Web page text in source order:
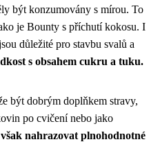
být konzumovány s mírou. To
je Bounty s příchutí kokosu. I
důležité pro stavbu svalů a
s obsahem cukru a tuku.
být dobrým doplňkem stravy,
po cvičení nebo jako
nahrazovat plnohodnotné